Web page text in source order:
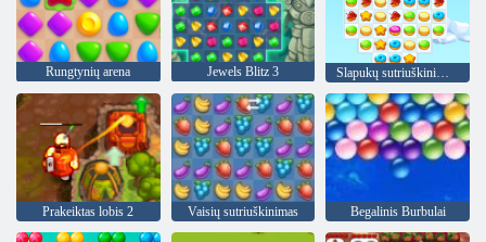
Rungtynių arena Jewels Blitz 3 Slapukų sutriuškinimas 3
Prakeiktas lobis 2 Vaisių sutriuškinimas Begalinis Burbulai